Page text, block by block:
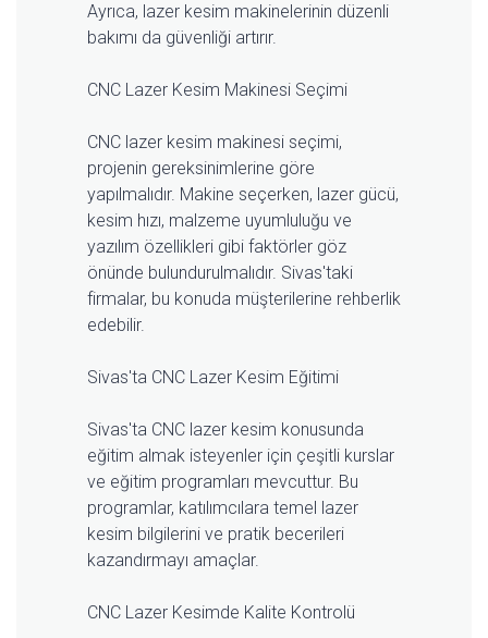
Ayrıca, lazer kesim makinelerinin düzenli
bakımı da güvenliği artırır.
CNC Lazer Kesim Makinesi Seçimi
CNC lazer kesim makinesi seçimi,
projenin gereksinimlerine göre
yapılmalıdır. Makine seçerken, lazer gücü,
kesim hızı, malzeme uyumluluğu ve
yazılım özellikleri gibi faktörler göz
önünde bulundurulmalıdır. Sivas'taki
firmalar, bu konuda müşterilerine rehberlik
edebilir.
Sivas'ta CNC Lazer Kesim Eğitimi
Sivas'ta CNC lazer kesim konusunda
eğitim almak isteyenler için çeşitli kurslar
ve eğitim programları mevcuttur. Bu
programlar, katılımcılara temel lazer
kesim bilgilerini ve pratik becerileri
kazandırmayı amaçlar.
CNC Lazer Kesimde Kalite Kontrolü